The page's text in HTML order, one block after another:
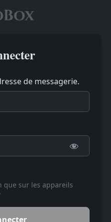
de messagerie.
que sur les appareils